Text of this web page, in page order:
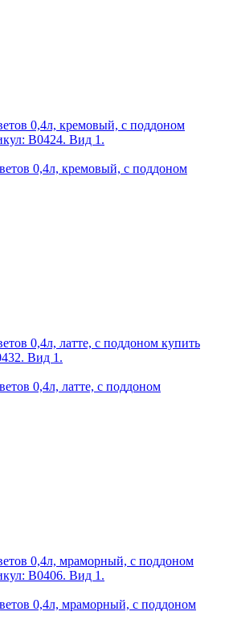
0,4л, кремовый, с поддоном
0,4л, латте, с поддоном
0,4л, мраморный, с поддоном